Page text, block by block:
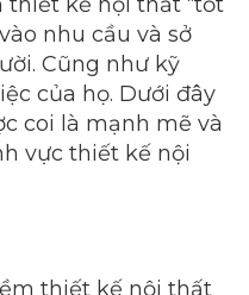
nhu cầu và sở
Cũng như kỹ
của họ. Dưới đây
coi là mạnh mẽ và
vực thiết kế nội
thiết kế nội thất